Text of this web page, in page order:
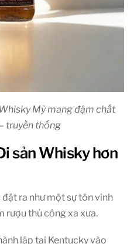
Mỹ mang đậm chất
truyền thống
sản Whisky hơn
đặt ra như một sự tôn vinh
rượu thủ công xa xưa.
lập tại Kentucky vào